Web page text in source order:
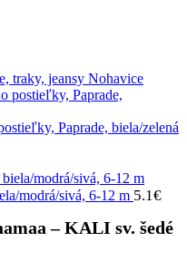
traky, jeansy Nohavice
Paprade, biela/zelená
modrá/sivá, 6-12 m 5.1€
– KALI sv. šedé